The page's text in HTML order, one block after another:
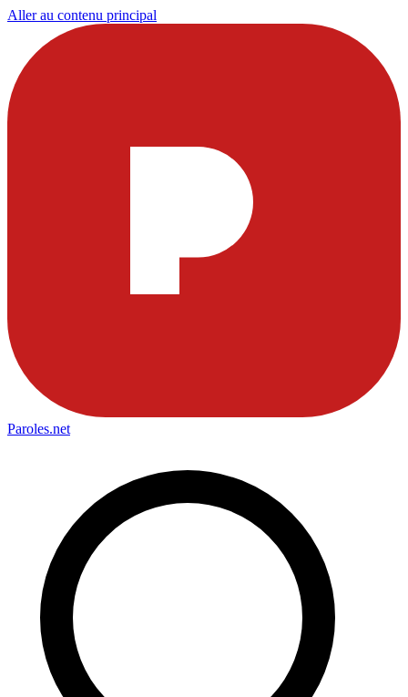
Aller au contenu principal
Paroles.net